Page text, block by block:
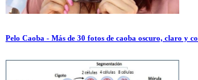
Pelo Caoba - Más de 30 fotos de caoba oscuro, claro y